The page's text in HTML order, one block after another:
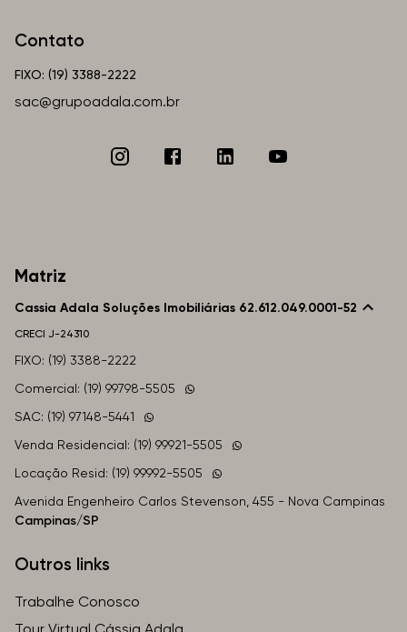
Contato
FIXO: (19) 3388-2222
sac@grupoadala.com.br
Matriz
Cassia Adala Soluções Imobiliárias 62.612.049.0001-52
CRECI J-24310
FIXO: (19) 3388-2222
Comercial: (19) 99798-5505
SAC: (19) 97148-5441
Venda Residencial: (19) 99921-5505
Locação Resid: (19) 99992-5505
Avenida Engenheiro Carlos Stevenson, 455 - Nova Campinas
Campinas/SP
Outros links
Trabalhe Conosco